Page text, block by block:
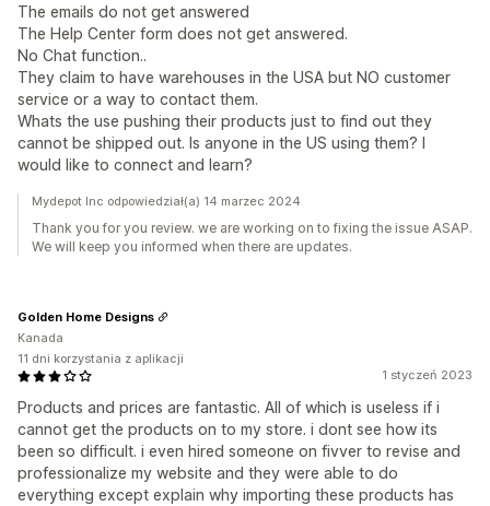
The emails do not get answered
The Help Center form does not get answered.
No Chat function..
They claim to have warehouses in the USA but NO customer
service or a way to contact them.
Whats the use pushing their products just to find out they
cannot be shipped out. Is anyone in the US using them? I
would like to connect and learn?
Mydepot Inc odpowiedział(a) 14 marzec 2024
Thank you for you review. we are working on to fixing the issue ASAP.
We will keep you informed when there are updates.
1 styczeń 2023
Products and prices are fantastic. All of which is useless if i
cannot get the products on to my store. i dont see how its
been so difficult. i even hired someone on fivver to revise and
professionalize my website and they were able to do
everything except explain why importing these products has
Golden Home Designs
Kanada
11 dni korzystania z aplikacji